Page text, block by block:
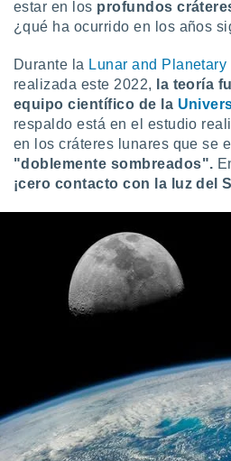
de
1199
estar en los profundos
¿qué ha ocurrido en los años
Durante la Lunar and
realizada este 2022,
la teoría
equipo científico de la
respaldo está en el estudio
en los cráteres lunares que se
"doblemente sombreados".
¡cero contacto con la luz del